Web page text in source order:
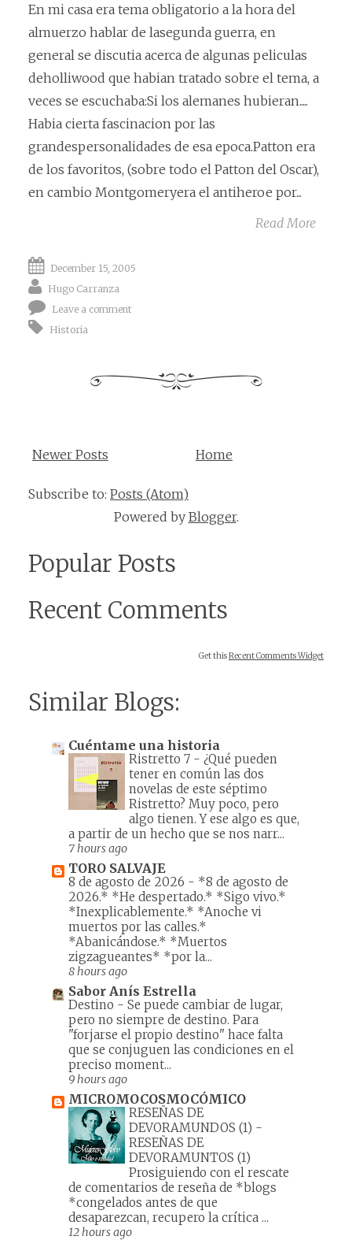
En mi casa era tema obligatorio a la hora del
almuerzo hablar de lasegunda guerra, en
general se discutia acerca de algunas peliculas
deholliwood que habian tratado sobre el tema, a
veces se escuchaba:Si los alemanes hubieran.....
Habia cierta fascinacion por las
grandespersonalidades de esa epoca.Patton era
de los favoritos, (sobre todo el Patton del Oscar),
en cambio Montgomeryera el antiheroe por...
Read More
December 15, 2005
Hugo Carranza
Leave a comment
Historia
Newer Posts Home
Subscribe to: Posts (Atom)
Powered by Blogger.
Popular Posts
Recent Comments
Get thisRecent Comments Widget
Similar Blogs:
Cuéntame una historia
Ristretto 7 - ¿Qué pueden
tener en común las dos
novelas de este séptimo
Ristretto? Muy poco, pero
algo tienen. Y ese algo es que,
a partir de un hecho que se nos narr...
7 hours ago
TORO SALVAJE
8 de agosto de 2026 - *8 de agosto de
2026.* *He despertado.* *Sigo vivo.*
*Inexplicablemente.* *Anoche vi
muertos por las calles.*
*Abanicándose.* *Muertos
zigzagueantes* *por la...
8 hours ago
Sabor Anís Estrella
Destino - Se puede cambiar de lugar,
pero no siempre de destino. Para
"forjarse el propio destino" hace falta
que se conjuguen las condiciones en el
preciso moment...
9 hours ago
MICROMOCOSMOCÓMICO
RESEÑAS DE
DEVORAMUNDOS (1) -
RESEÑAS DE
DEVORAMUNTOS (1)
Prosiguiendo con el rescate
de comentarios de reseña de *blogs
*congelados antes de que
desaparezcan, recupero la crítica ...
12 hours ago